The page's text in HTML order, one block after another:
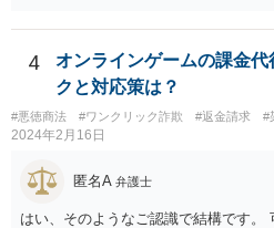
4
オンラインゲームの課金
クと対応策は？
#悪徳商法 #ワンクリック詐欺 #返金請求 #
2024年2月16日
匿名A 弁護士
はい、そのようなご認識で結構です。